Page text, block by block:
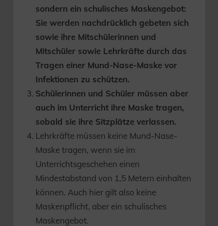
sondern ein schulisches Maskengebot:
Sie werden nachdrücklich gebeten sich
sowie ihre Mitschülerinnen und
Mitschüler sowie Lehrkräfte durch das
Tragen einer Mund-Nase-Maske vor
Infektionen zu schützen.
Schülerinnen und Schüler müssen aber
auch im Unterricht ihre Maske tragen,
sobald sie ihre Sitzplätze verlassen.
Lehrkräfte müssen keine Mund-Nase-
Maske tragen, wenn sie im
Unterrichtsgeschehen einen
Mindestabstand von 1,5 Metern einhalten
können. Auch hier gilt also keine
Maskenpflicht, aber ein schulisches
Maskengebot.